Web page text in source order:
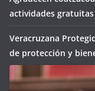
actividades
Veracruzana
de protección y